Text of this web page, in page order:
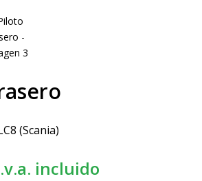
(Scania)
incluido